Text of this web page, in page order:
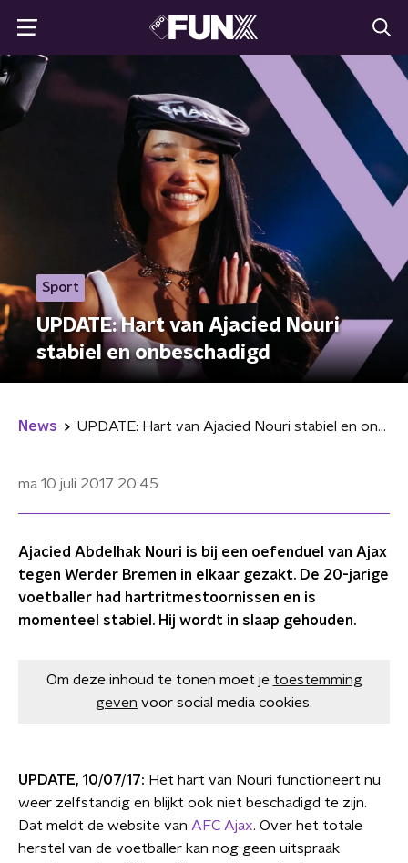
Sport
UPDATE: Hart van Ajacied Nouri
stabiel en onbeschadigd
News UPDATE: Hart van Ajacied Nouri stabiel en onbeschadigd
ma 10 juli 2017 20:45
Ajacied Abdelhak Nouri is bij een oefenduel van Ajax
tegen Werder Bremen in elkaar gezakt. De 20-jarige
voetballer had hartritmestoornissen en is
momenteel stabiel. Hij wordt in slaap gehouden.
Om deze inhoud te tonen moet je toestemming
geven voor social media cookies.
UPDATE, 10/07/17: Het hart van Nouri functioneert nu
weer zelfstandig en blijkt ook niet beschadigd te zijn.
Dat meldt de website van AFC Ajax. Over het totale
herstel van de voetballer kan nog geen uitspraak